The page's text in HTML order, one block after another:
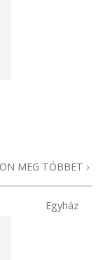
MEG TÖBBET
Egyház